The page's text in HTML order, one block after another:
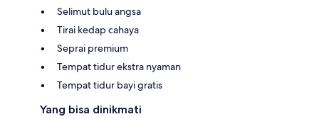
Selimut bulu angsa
Tirai kedap cahaya
Seprai premium
Tempat tidur ekstra nyaman
Tempat tidur bayi gratis
Yang bisa dinikmati